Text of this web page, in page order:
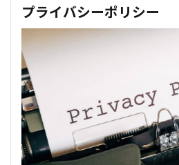
プライバシーポリシー